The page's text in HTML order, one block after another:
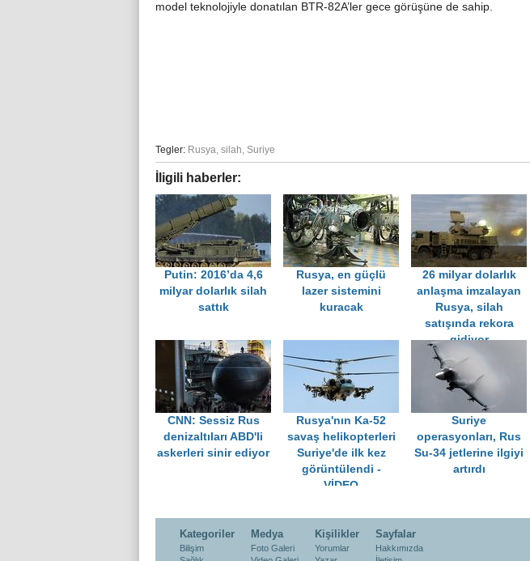
model teknolojiyle donatılan BTR-82A’ler gece görüşüne de sahip.
Tegler: Rusya, silah, Suriye
İligili haberler:
Putin: 2016’da 4,6
milyar dolarlık silah
sattık
Rusya, en güçlü
lazer sistemini
kuracak
26 milyar dolarlık
anlaşma imzalayan
Rusya, silah
satışında rekora
gidiyor
CNN: Sessiz Rus
denizaltıları ABD'li
askerleri sinir ediyor
Rusya'nın Ka-52
savaş helikopterleri
Suriye'de ilk kez
görüntülendi -
VİDEO
Suriye
operasyonları, Rus
Su-34 jetlerine ilgiyi
artırdı
Kategoriler
Bilişim
Medya
Foto Galeri
Kişilikler
Yorumlar
Sayfalar
Hakkımızda